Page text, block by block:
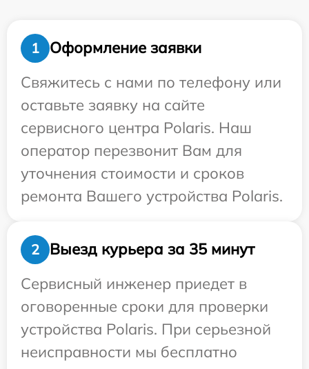
1
Оформление заявки
Свяжитесь с нами по телефону или
оставьте заявку на сайте
сервисного центра Polaris. Наш
оператор перезвонит Вам для
уточнения стоимости и сроков
ремонта Вашего устройства Polaris.
2
Выезд курьера за 35 минут
Сервисный инженер приедет в
оговоренные сроки для проверки
устройства Polaris. При серьезной
неисправности мы бесплатно